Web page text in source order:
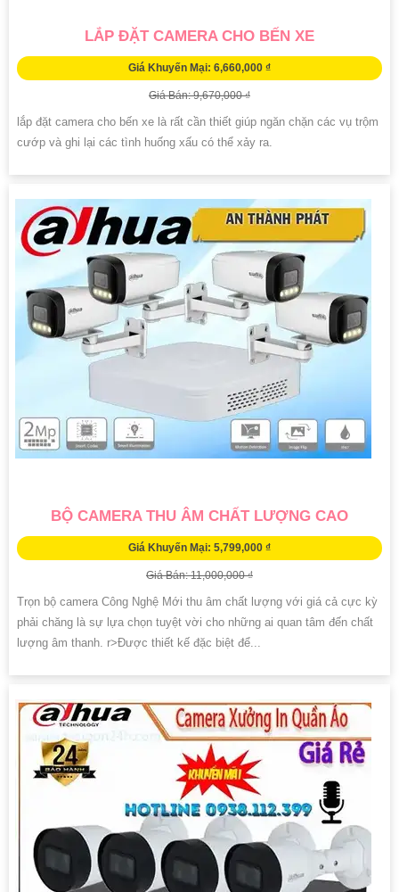
LẮP ĐẶT CAMERA CHO BẾN XE
Giá Khuyến Mại: 6,660,000 ₫
Giá Bán: 9,670,000 ₫
lắp đặt camera cho bến xe là rất cần thiết giúp ngăn chặn các vụ trộm
cướp và ghi lại các tình huống xấu có thể xảy ra.
BỘ CAMERA THU ÂM CHẤT LƯỢNG CAO
Giá Khuyến Mại: 5,799,000 ₫
Giá Bán: 11,000,000 ₫
Trọn bộ camera Công Nghệ Mới thu âm chất lượng với giá cả cực kỳ
phải chăng là sự lựa chọn tuyệt vời cho những ai quan tâm đến chất
lượng âm thanh. r>Được thiết kế đặc biệt để...